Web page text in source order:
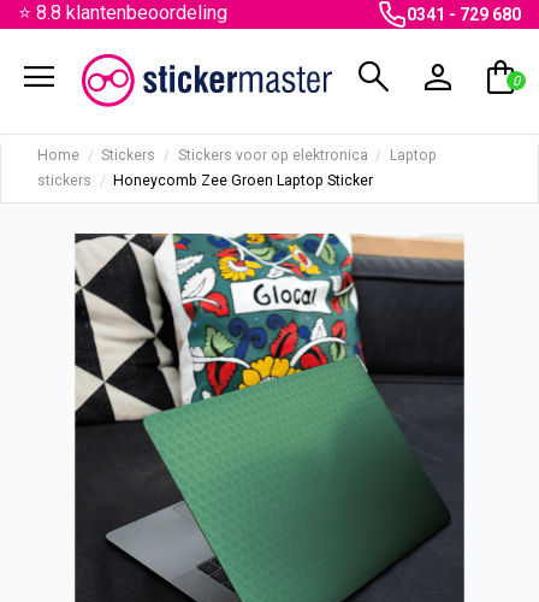
⭐ 8.8 klantenbeoordeling 0341 - 729 680
menu search person shopping_bag
0
Home Stickers Stickers voor op elektronica
Laptop
stickers
Honeycomb Zee Groen Laptop Sticker